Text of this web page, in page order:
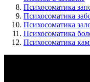
Психосоматика
Психосоматика
Психосоматика
Психосоматика
Психосоматика